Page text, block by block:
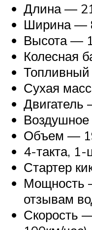
Длина —
Ширина —
Высота —
Колесная
Сухая
Объем —
4-такта, 1-
Стартер
Мощность
отзывам
Скорость